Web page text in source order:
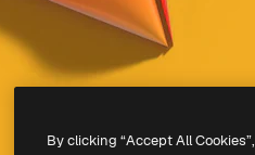
Alla rättigheter reserverade
By clicking “Accept All